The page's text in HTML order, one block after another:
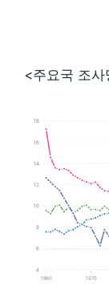
<주요국 조